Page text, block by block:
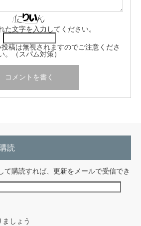
た文字を入力してください。
稿は無視されますのでご注意くださ
。（スパム対策）
読
て購読すれば、更新をメールで受信でき
しょう